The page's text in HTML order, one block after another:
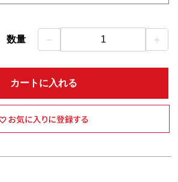
数量 － 1 ＋
カートに入れる